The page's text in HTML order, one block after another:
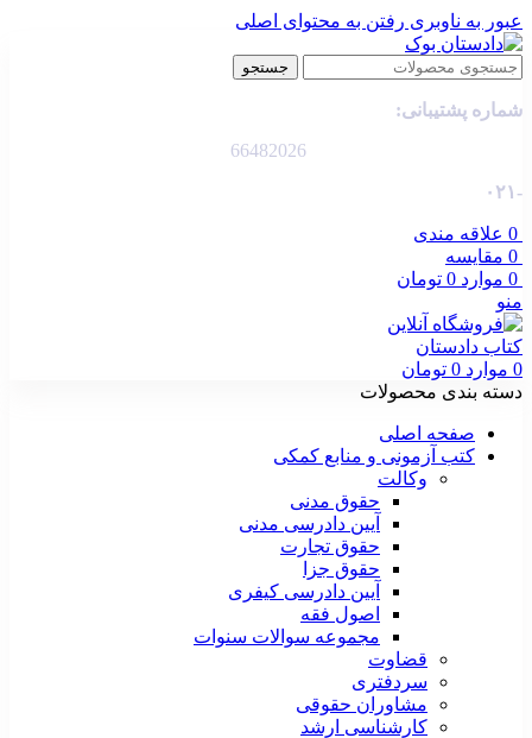
عبور به ناوبری رفتن به محتوای اصلی
جستجو
شماره پشتیبانی:
66482026
-۰۲۱
0 علاقه مندی
0 مقایسه
0 موارد 0 تومان
منو
0 موارد 0 تومان
دسته بندی محصولات
صفحه اصلی
کتب آزمونی و منابع کمکی
وکالت
حقوق مدنی
آیین دادرسی مدنی
حقوق تجارت
حقوق جزا
آیین دادرسی کیفری
اصول فقه
مجموعه سوالات سنوات
قضاوت
سردفتری
مشاوران حقوقی
کارشناسی ارشد